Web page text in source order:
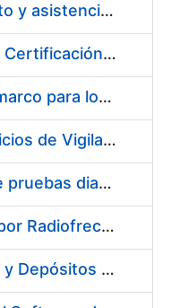
Servicio de mantenimiento y asistencia técnica de equipos audiovisuales y alquiler de equipos de sonido y video y de interpretación simultánea en las instalaciones de la FNMT-RCM en Madrid
Servicio de Auditorías de Certificación de los sistemas de gestión de la FNMT-RCM
Suscripción de acuerdo marco para los Servicios de Catering y Almuerzos Protocolarios para eventos celebrados en la Real Casa de la Moneda – Fábrica Nacional de Moneda y Timbre
Contratación de los Servicios de Vigilancia de la Salud Individual y Colectiva y diversas actividades preventivas y sanitarias
Servicio de realización de pruebas diagnósticas de COVID-19
Equipo de Identificación por Radiofrecuencia (RFID)
Suministro de Cartuchos y Depósitos de Tinta Originales para Impresoras